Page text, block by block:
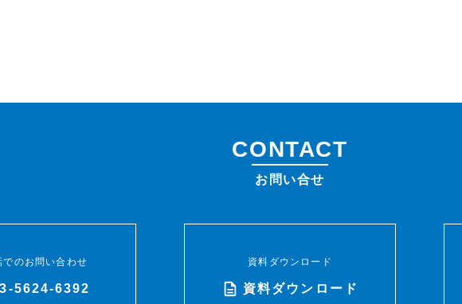
CONTACT
お問い合せ
でのお問い合わせ
5624-6392
資料ダウンロード
資料ダウンロード